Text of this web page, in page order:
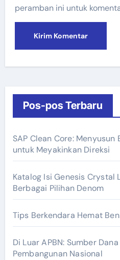
peramban ini untuk
Pos-pos Terbaru
SAP Clean Core: Menyusun
untuk Meyakinkan Direksi
Katalog Isi Genesis Crystal
Berbagai Pilihan Denom
Tips Berkendara Hemat
Di Luar APBN: Sumber
Pembangunan Nasional